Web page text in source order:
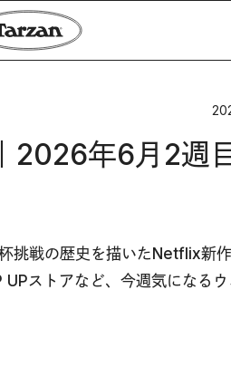
2026年6月2週
挑戦の歴史を描いたNetflix新
ストアなど、今週気になるウ